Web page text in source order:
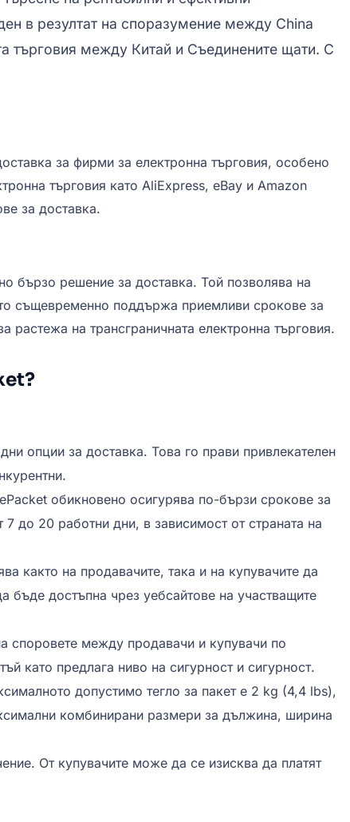
в резултат на споразумение между China
търговия между Китай и Съединените щати. С
за фирми за електронна търговия, особено
търговия като AliExpress, eBay и Amazon
за доставка.
бързо решение за доставка. Той позволява на
същевременно поддържа приемливи срокове за
растежа на трансграничната електронна търговия.
опции за доставка. Това го прави привлекателен
обикновено осигурява по-бързи срокове за
до 20 работни дни, в зависимост от страната на
както на продавачите, така и на купувачите да
достъпна чрез уебсайтове на участващите
споровете между продавачи и купувачи по
като предлага ниво на сигурност и сигурност.
допустимо тегло за пакет е 2 kg (4,4 lbs),
комбинирани размери за дължина, ширина
От купувачите може да се изисква да платят